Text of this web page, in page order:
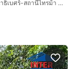
บ้านเดี่ยว 2 ชั้น 53.4 ตร.ว. หมู่บ้านเพอร์เฟคเพลส รัตนาธิเบศร์-สถานีไทรม้า ซอยไทรม้าซอย7 ถนนรัตนาธิเบศร์ ถนนราชพฤกษ์ เมืองนนทบุรี นนทบุรี